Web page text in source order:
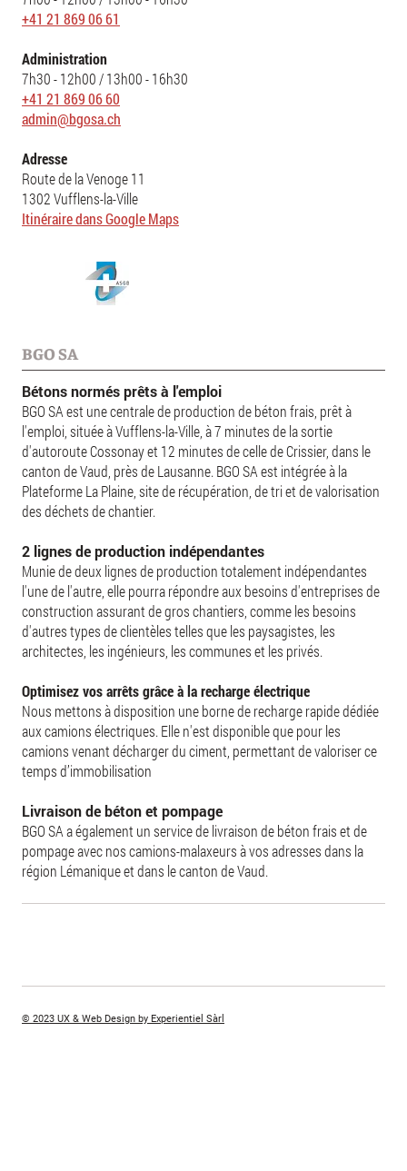
+41 21 869 06 61
Administration
7h30 - 12h00 / 13h00 - 16h30
+41 21 869 06 60
admin@bgosa.ch
Adresse
Route de la Venoge 11
1302 Vufflens-la-Ville
Itinéraire dans Google Maps
BGO SA
Bétons normés prêts à l'emploi
BGO SA est une centrale de production de béton frais, prêt à
l'emploi, située à Vufflens-la-Ville, à 7 minutes de la sortie
d'autoroute Cossonay et 12 minutes de celle de Crissier, dans le
canton de Vaud, près de Lausanne. BGO SA est intégrée à la
Plateforme La Plaine, site de récupération, de tri et de valorisation
des déchets de chantier.
2 lignes de production indépendantes
Munie de deux lignes de production totalement indépendantes
l'une de l'autre, elle pourra répondre aux besoins d'entreprises de
construction assurant de gros chantiers, comme les besoins
d'autres types de clientèles telles que les paysagistes, les
architectes, les ingénieurs, les communes et les privés.
Optimisez vos arrêts grâce à la recharge électrique
Nous mettons à disposition une borne de recharge rapide dédiée
aux camions électriques. Elle n'est disponible que pour les
camions venant décharger du ciment, permettant de valoriser ce
temps d’immobilisation
Livraison de béton et pompage
BGO SA a également un service de livraison de béton frais et de
pompage avec nos camions-malaxeurs à vos adresses dans la
région Lémanique et dans le canton de Vaud.
© 2023 UX & Web Design by Experientiel Sàrl